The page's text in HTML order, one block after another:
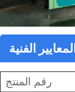
الفنية
رقم المنتج